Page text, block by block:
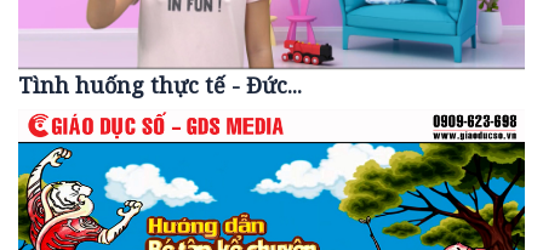
Tình huống thực tế - Đức...